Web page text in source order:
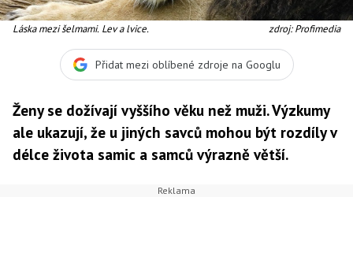
Láska mezi šelmami. Lev a lvice. zdroj: Profimedia
Přidat mezi oblíbené zdroje na Googlu
Ženy se dožívají vyššího věku než muži. Výzkumy
ale ukazují, že u jiných savců mohou být rozdíly v
délce života samic a samců výrazně větší.